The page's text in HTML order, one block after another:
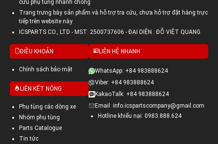
cứu phụ tùng nhanh chóng
Trang trưng bày sản phẩm và hỗ trợ tra cứu, chưa hỗ trợ đặt hàng trực
tiếp trên website này
ICSPARTS CO., LTD - MST: 2500737606 - ĐẠI DIỆN : ĐỖ VIỆT QUANG
ĐIỀU KHOẢN
Chính sách bảo mật
LIÊN KẾT NÓNG
Phụ tùng các dòng xe
Nhóm phụ tùng
Parts Catalogue
Tin tức
LIÊN HỆ NHANH
WhatsApp: +84 983888624
Viber: +84 983888624
KakaoTalk: +84 983888624
Email: info.icspartscompany@gmail.com
Hotline khiếu nại: 0983.888.624